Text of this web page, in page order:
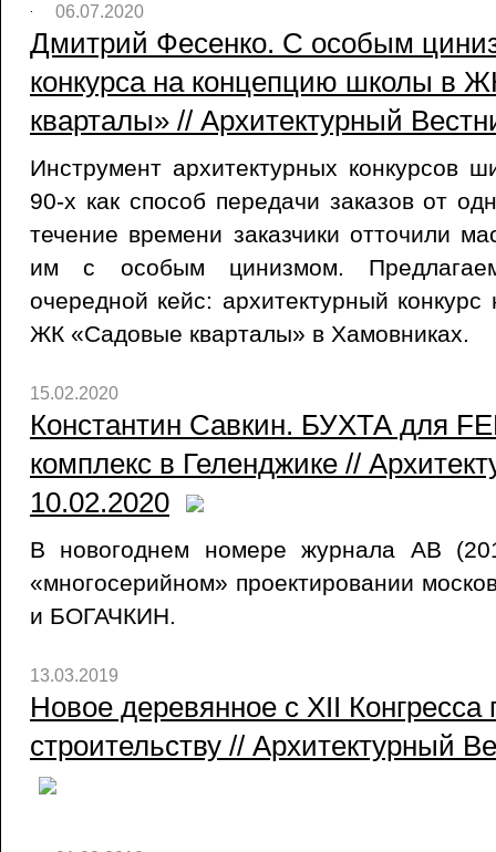
06.07.2020
Дмитрий Фесенко. С особым
конкурса на концепцию школы в
кварталы» // Архитектурный
Инструмент архитектурных конкурсов
90-х как способ передачи заказов от
течение времени заказчики отточили
им с особым цинизмом.
очередной кейс: архитектурный
ЖК «Садовые кварталы» в Хамовниках.
15.02.2020
Константин Савкин. БУХТА для
комплекс в Геленджике //
10.02.2020
В новогоднем номере журнала АВ
«многосерийном» проектировании
и БОГАЧКИН.
13.03.2019
Новое деревянное с XII
строительству // Архитектурный